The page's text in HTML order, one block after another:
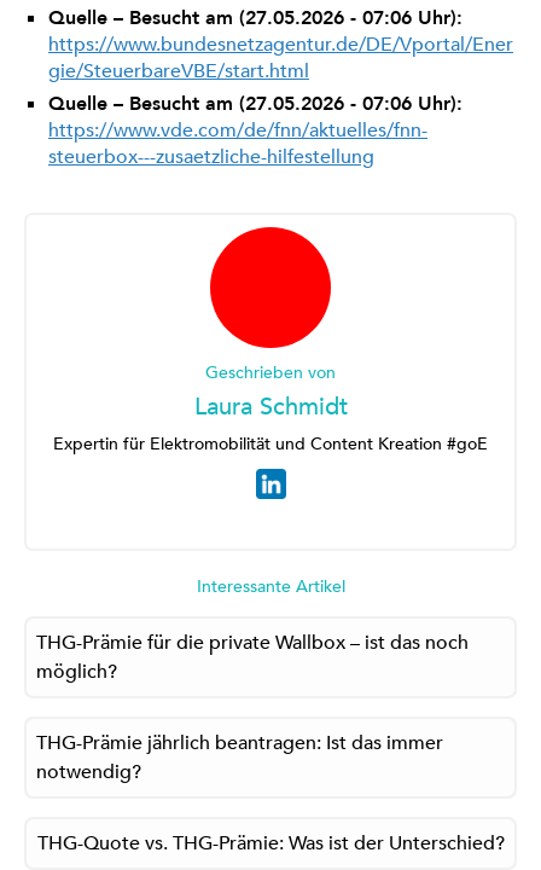
Quelle – Besucht am (27.05.2026 - 07:06 Uhr):
https://www.bundesnetzagentur.de/DE/Vportal/Ener
gie/SteuerbareVBE/start.html
Quelle – Besucht am (27.05.2026 - 07:06 Uhr):
https://www.vde.com/de/fnn/aktuelles/fnn-
steuerbox---zusaetzliche-hilfestellung
Geschrieben von
Laura Schmidt
Expertin für Elektromobilität und Content Kreation #goE
Interessante Artikel
THG-Prämie für die private Wallbox – ist das noch
möglich?
THG-Prämie jährlich beantragen: Ist das immer
notwendig?
THG-Quote vs. THG-Prämie: Was ist der Unterschied?